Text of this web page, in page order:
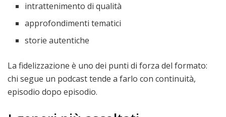
intrattenimento di qualità
approfondimenti tematici
storie autentiche
La fidelizzazione è uno dei punti di forza del formato:
chi segue un podcast tende a farlo con continuità,
episodio dopo episodio.